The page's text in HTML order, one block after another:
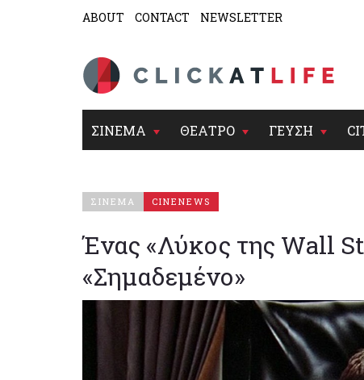
ABOUT CONTACT NEWSLETTER
ΣΙΝΕΜΑ ΘΕΑΤΡΟ ΓΕΥΣΗ
ΣΙΝΕΜΑ CINENEWS
Ένας «Λύκος της Wall
«Σημαδεμένο»